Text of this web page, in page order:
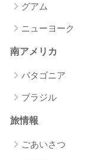
グアム
ニューヨーク
南アメリカ
パタゴニア
ブラジル
旅情報
ごあいさつ